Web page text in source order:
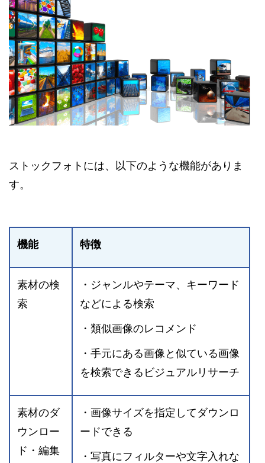
ストックフォトには、以下のような機能がありま
す。
機能 特徴
素材の検
索
・ジャンルやテーマ、キーワード
などによる検索
・類似画像のレコメンド
・手元にある画像と似ている画像
を検索できるビジュアルリサーチ
素材のダ
ウンロー
ド・編集
・画像サイズを指定してダウンロ
ードできる
・写真にフィルターや文字入れな